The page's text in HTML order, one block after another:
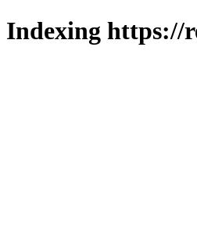
Indexing https://